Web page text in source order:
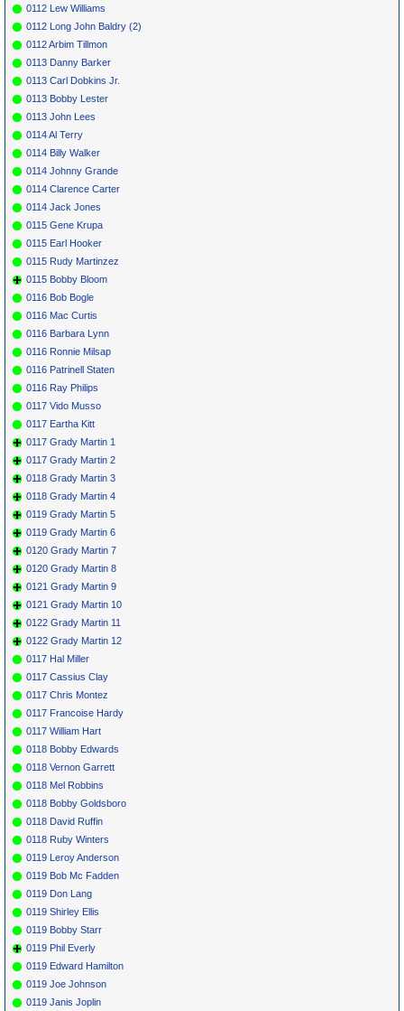
0112 Lew Williams
0112 Long John Baldry (2)
0112 Arbim Tillmon
0113 Danny Barker
0113 Carl Dobkins Jr.
0113 Bobby Lester
0113 John Lees
0114 Al Terry
0114 Billy Walker
0114 Johnny Grande
0114 Clarence Carter
0114 Jack Jones
0115 Gene Krupa
0115 Earl Hooker
0115 Rudy Martinzez
0115 Bobby Bloom
0116 Bob Bogle
0116 Mac Curtis
0116 Barbara Lynn
0116 Ronnie Milsap
0116 Patrinell Staten
0116 Ray Philips
0117 Vido Musso
0117 Eartha Kitt
0117 Grady Martin 1
0117 Grady Martin 2
0118 Grady Martin 3
0118 Grady Martin 4
0119 Grady Martin 5
0119 Grady Martin 6
0120 Grady Martin 7
0120 Grady Martin 8
0121 Grady Martin 9
0121 Grady Martin 10
0122 Grady Martin 11
0122 Grady Martin 12
0117 Hal Miller
0117 Cassius Clay
0117 Chris Montez
0117 Francoise Hardy
0117 William Hart
0118 Bobby Edwards
0118 Vernon Garrett
0118 Mel Robbins
0118 Bobby Goldsboro
0118 David Ruffin
0118 Ruby Winters
0119 Leroy Anderson
0119 Bob Mc Fadden
0119 Don Lang
0119 Shirley Ellis
0119 Bobby Starr
0119 Phil Everly
0119 Edward Hamilton
0119 Joe Johnson
0119 Janis Joplin